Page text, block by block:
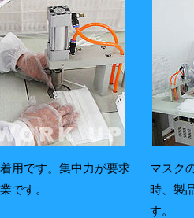
用です。集中力が要求
です。
マスク
時、製
す。